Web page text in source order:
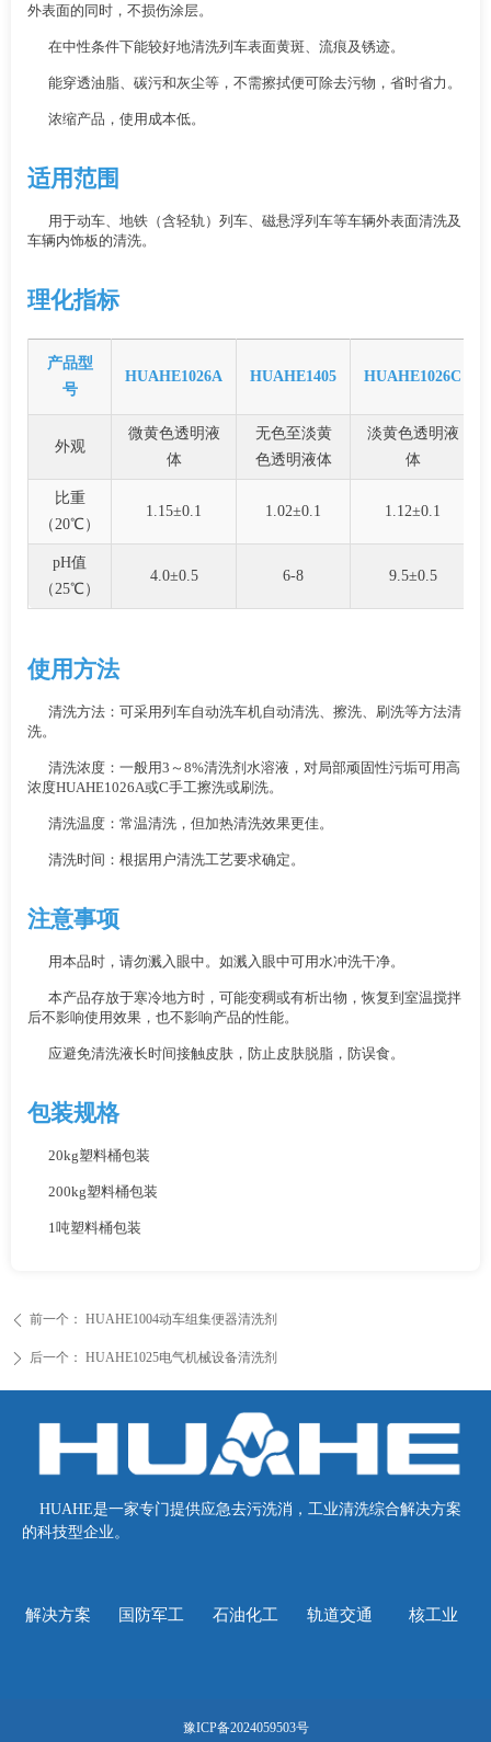
外表面的同时，不损伤涂层。
在中性条件下能较好地清洗列车表面黄斑、流痕及锈迹。
能穿透油脂、碳污和灰尘等，不需擦拭便可除去污物，省时省力。
浓缩产品，使用成本低。
适用范围
用于动车、地铁（含轻轨）列车、磁悬浮列车等车辆外表面清洗及
车辆内饰板的清洗。
理化指标
产品型
号
HUAHE1026A HUAHE1405 HUAHE1026C
外观
微黄色透明液
体
无色至淡黄
色透明液体
淡黄色透明液
体
比重
（20℃）
1.15±0.1 1.02±0.1 1.12±0.1
pH值
（25℃）
4.0±0.5 6-8 9.5±0.5
使用方法
清洗方法：可采用列车自动洗车机自动清洗、擦洗、刷洗等方法清
洗。
清洗浓度：一般用3～8%清洗剂水溶液，对局部顽固性污垢可用高
浓度HUAHE1026A或C手工擦洗或刷洗。
清洗温度：常温清洗，但加热清洗效果更佳。
清洗时间：根据用户清洗工艺要求确定。
注意事项
用本品时，请勿溅入眼中。如溅入眼中可用水冲洗干净。
本产品存放于寒冷地方时，可能变稠或有析出物，恢复到室温搅拌
后不影响使用效果，也不影响产品的性能。
应避免清洗液长时间接触皮肤，防止皮肤脱脂，防误食。
包装规格
20kg塑料桶包装
200kg塑料桶包装
1吨塑料桶包装
ꄴ 前一个： HUAHE1004动车组集便器清洗剂
ꄲ 后一个： HUAHE1025电气机械设备清洗剂
HUAHE是一家专门提供应急去污洗消，工业清洗综合解决方案
的科技型企业。
解决方案 国防军工 石油化工 轨道交通 核工业
豫ICP备2024059503号